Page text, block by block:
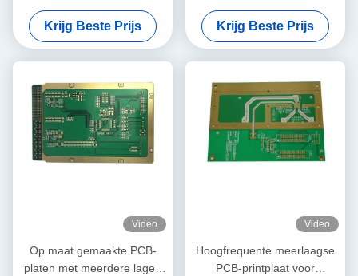
voor industriële
automatiseringscommunicatie
Krijg Beste Prijs
antennesystemen
Krijg Beste Prijs
Video
Op maat gemaakte PCB-
platen met meerdere lagen
Video
Hoogfrequente meerlaagse
PCB-printplaat voor